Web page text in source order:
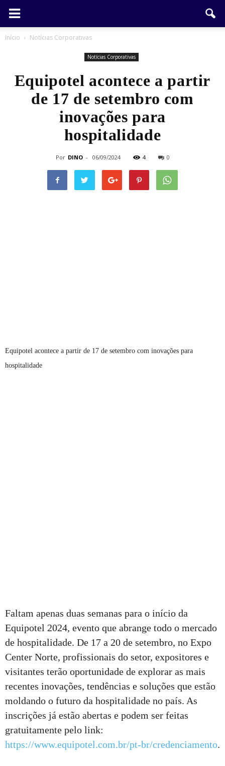
Início Notícias Corporativas
Notícias Corporativas
Equipotel acontece a partir
de 17 de setembro com
inovações para
hospitalidade
Por DINO - 06/09/2024 4 0
Equipotel acontece a partir de 17 de setembro com inovações para
hospitalidade
Faltam apenas duas semanas para o início da
Equipotel 2024, evento que abrange todo o mercado
de hospitalidade. De 17 a 20 de setembro, no Expo
Center Norte, profissionais do setor, expositores e
visitantes terão oportunidade de explorar as mais
recentes inovações, tendências e soluções que estão
moldando o futuro da hospitalidade no país. As
inscrições já estão abertas e podem ser feitas
gratuitamente pelo link:
https://www.equipotel.com.br/pt-br/credenciamento.